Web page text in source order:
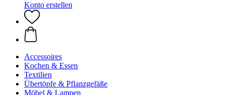
Konto erstellen
Accessoires
Kochen & Essen
Textilien
Übertöpfe & Pflanzgefäße
Möbel & Lampen